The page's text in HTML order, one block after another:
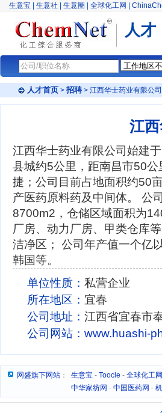
生意宝 生意社 生意圈 全球化工网
人才
人才首页 > 招聘 > 江西华士药业有限公司
江
江西华士药业有限公司始建
县城约5公里，距南昌市50
捷；公司目前占地面积约50
产医药原料药及中间体。 公
8700m2，仓储区域面积为
厂房、动力厂房、甲类仓库
洁净区； 公司年产值一个亿
韩国等。
单位性质： 私营企业
所在地区： 宜春
公司地址： 江西省宜春市
公司网站： www.huashi-
网盛旗下网站 ： 生意宝 - Toocle - 全球化工网
中华家纺网 - 中国医药网 -